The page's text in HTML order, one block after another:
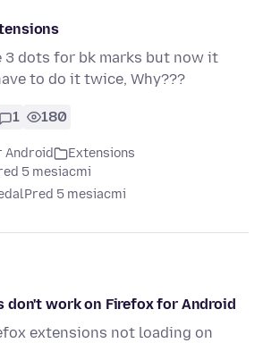
3 dots for bk marks but now it
to do it twice, Why???
1 180
Android
Extensions
5 mesiacmi
Pred 5 mesiacmi
don't work on Firefox for Android
extensions not loading on